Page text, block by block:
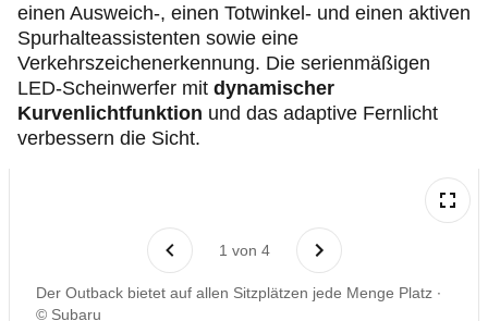
einen Ausweich-, einen Totwinkel- und einen aktiven
Spurhalteassistenten sowie eine
Verkehrszeichenerkennung. Die serienmäßigen
LED-Scheinwerfer mit dynamischer
Kurvenlichtfunktion und das adaptive Fernlicht
verbessern die Sicht.
1 von 4
Der Outback bietet auf allen Sitzplätzen jede Menge Platz
© Subaru